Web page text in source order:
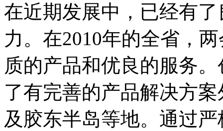
在近期发展中，已经有
力。在2010年的全省，
质的产品和优良的服务
了有完善的产品解决方
及胶东半岛等地。通过